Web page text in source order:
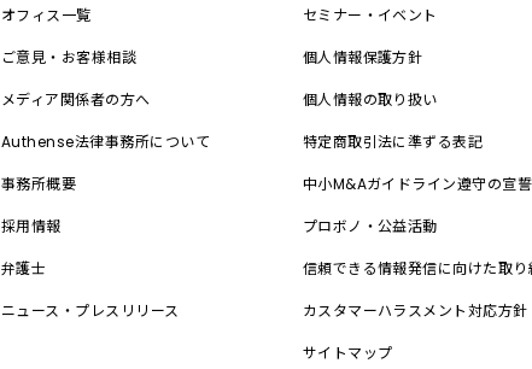
オフィス一覧
ご意見・お客様相談
メディア関係者の方へ
Authense法律事務所について
事務所概要
採用情報
弁護士
ニュース・プレスリリース
セミナー・イベント
個人情報保護方針
個人情報の取り扱い
特定商取引法に準ずる表記
中小M&Aガイドライン遵守の宣誓
プロボノ・公益活動
信頼できる情報発信に向けた取り
カスタマーハラスメント対応方針
サイトマップ